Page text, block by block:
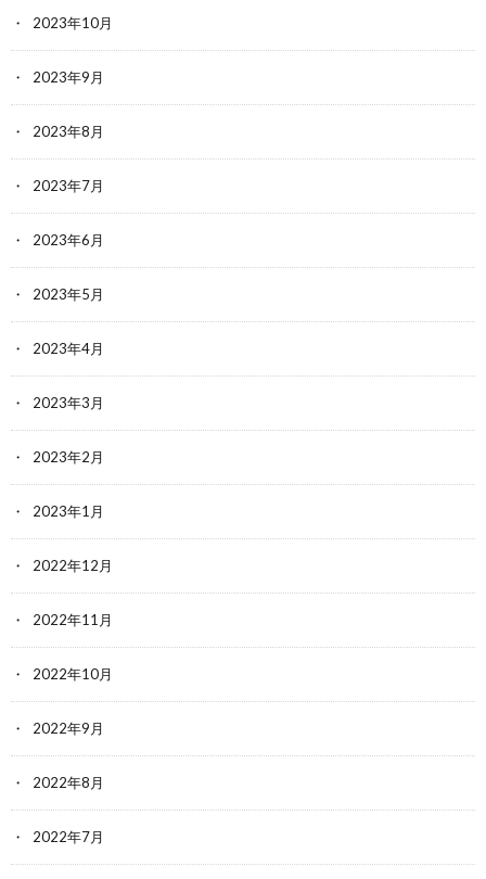
2023年10月
2023年9月
2023年8月
2023年7月
2023年6月
2023年5月
2023年4月
2023年3月
2023年2月
2023年1月
2022年12月
2022年11月
2022年10月
2022年9月
2022年8月
2022年7月